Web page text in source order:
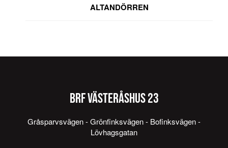
ALTANDÖRREN
BRF VÄSTERÅSHUS 23
Gråsparvsvägen - Grönfinksvägen - Bofinksvägen -
Lövhagsgatan